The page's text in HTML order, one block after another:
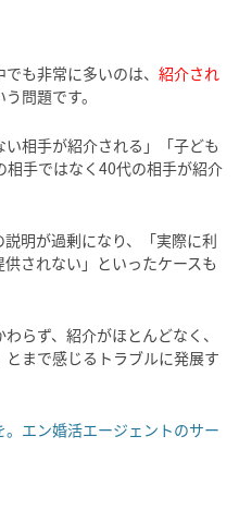
も非常に多いのは、 紹介され
う問題です。
相手が紹介される」「子ども
相手ではなく40代の相手が紹介
明が過剰になり、「実際に利
されない」といったケースも
らず、紹介がほとんどなく、
まで感じるトラブルに発展す
エン婚活エージェントのサー